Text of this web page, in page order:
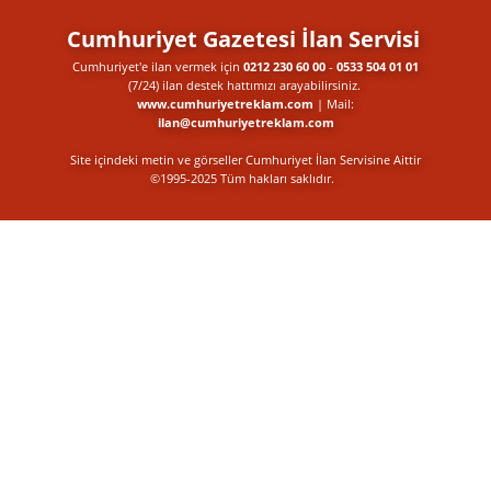
Cumhuriyet Gazetesi İlan Servisi
Cumhuriyet'e ilan vermek için 0212 230 60 00 - 0533 504 01 01
(7/24) ilan destek​ hattımızı arayabilirsiniz.
www.cumhuriyetreklam.com | Mail:
ilan@cumhuriyetreklam.com
Site içindeki metin ve görseller Cumhuriyet İlan Servisine Aittir
©1995-2025 Tüm hakları saklıdır.